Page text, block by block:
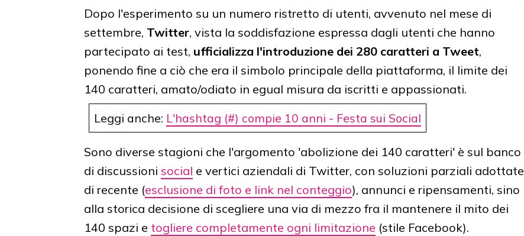
Dopo l'esperimento su un numero ristretto di utenti, avvenuto nel mese di
settembre, Twitter, vista la soddisfazione espressa dagli utenti che hanno
partecipato ai test, ufficializza l'introduzione dei 280 caratteri a Tweet,
ponendo fine a ciò che era il simbolo principale della piattaforma, il limite dei
140 caratteri, amato/odiato in egual misura da iscritti e appassionati.
Leggi anche: L'hashtag (#) compie 10 anni - Festa sui Social
Sono diverse stagioni che l'argomento 'abolizione dei 140 caratteri' è sul banco
di discussioni social e vertici aziendali di Twitter, con soluzioni parziali adottate
di recente (esclusione di foto e link nel conteggio), annunci e ripensamenti, sino
alla storica decisione di scegliere una via di mezzo fra il mantenere il mito dei
140 spazi e togliere completamente ogni limitazione (stile Facebook).